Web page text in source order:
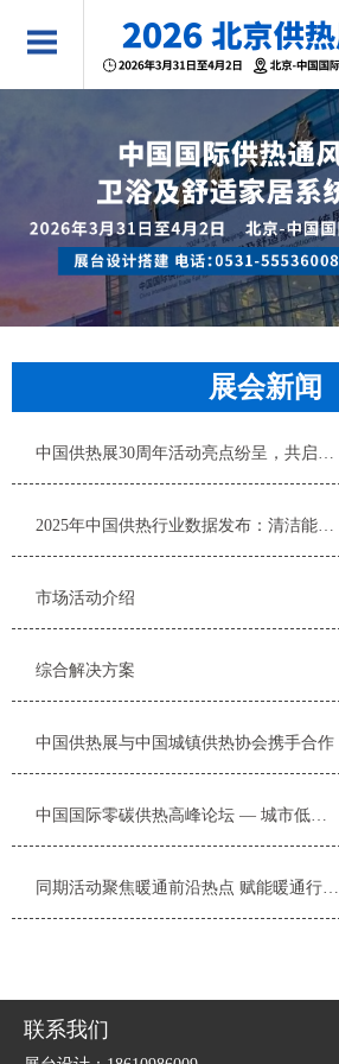
展会新闻
中国供热展30周年活动亮点纷呈，共启绿色发展新篇
2025年中国供热行业数据发布：清洁能源占比提升，智能化供
市场活动介绍
综合解决方案
中国供热展与中国城镇供热协会携手合作
中国国际零碳供热高峰论坛 — 城市低碳综合能源体系与供热
同期活动聚焦暖通前沿热点 赋能暖通行业创新及可持续发展
联系我们